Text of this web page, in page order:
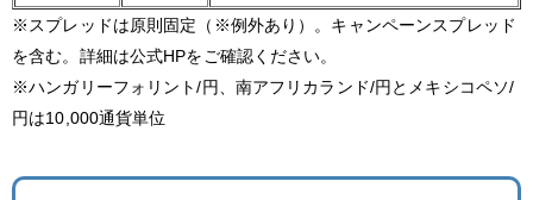
※スプレッドは原則固定（※例外あり）。キャンペーンスプレッド
を含む。詳細は公式HPをご確認ください。
※ハンガリーフォリント/円、南アフリカランド/円とメキシコペソ/
円は10,000通貨単位